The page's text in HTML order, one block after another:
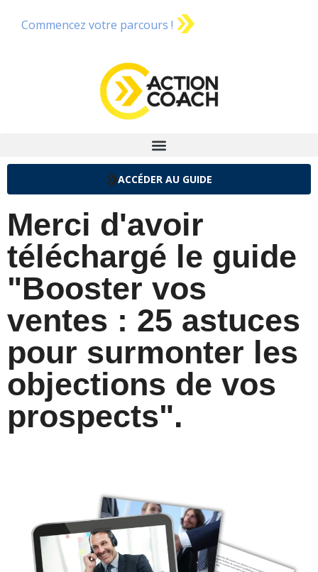
Commencez votre parcours !
ACCÉDER AU GUIDE
Merci d'avoir
téléchargé le guide
"Booster vos
ventes : 25 astuces
pour surmonter les
objections de vos
prospects".